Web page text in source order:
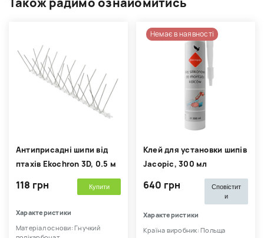
Антиприсадні шипи від
птахів Ekochron 3D, 0.5 м
118 грн Купити
Характеристики
Матеріал основи: Гнучкий
Немає в наявності
Клей для установки шипів
Jacopic, 300 мл
640 грн
Сповістит
и
Характеристики
Країна виробник: Польща